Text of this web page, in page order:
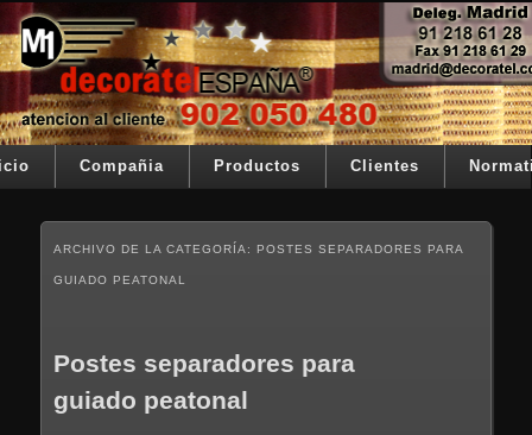
Ir al contenido principal
Ir al contenido secundario
Decoratel España
Su telon de teatro es nuestra razón de ser
Menú principalCompañia Productos Clientes
ARCHIVO DE LA CATEGORÍA: POSTES SEPARADORES PARA
GUIADO PEATONAL
Postes separadores para
guiado peatonal